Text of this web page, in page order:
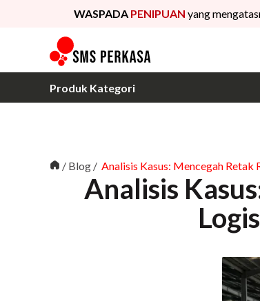
WASPADA PENIPUAN yang
Produk Kategori
/ Blog / Analisis Kasus: Mencegah Retak
Analisis